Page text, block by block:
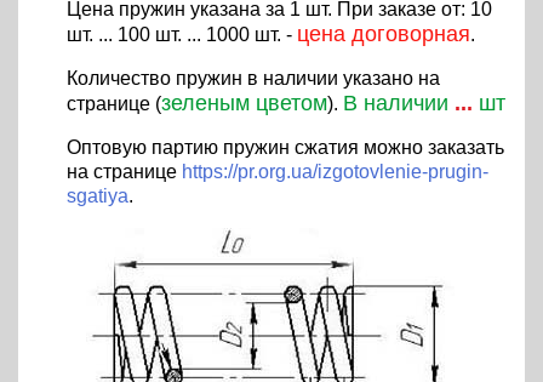
Цена пружин указана за 1 шт. При заказе от: 10
шт. ... 100 шт. ... 1000 шт. - цена договорная.
Количество пружин в наличии указано на
странице (зеленым цветом). В наличии ... шт
Оптовую партию пружин сжатия можно заказать
на странице https://pr.org.ua/izgotovlenie-prugin-
sgatiya.